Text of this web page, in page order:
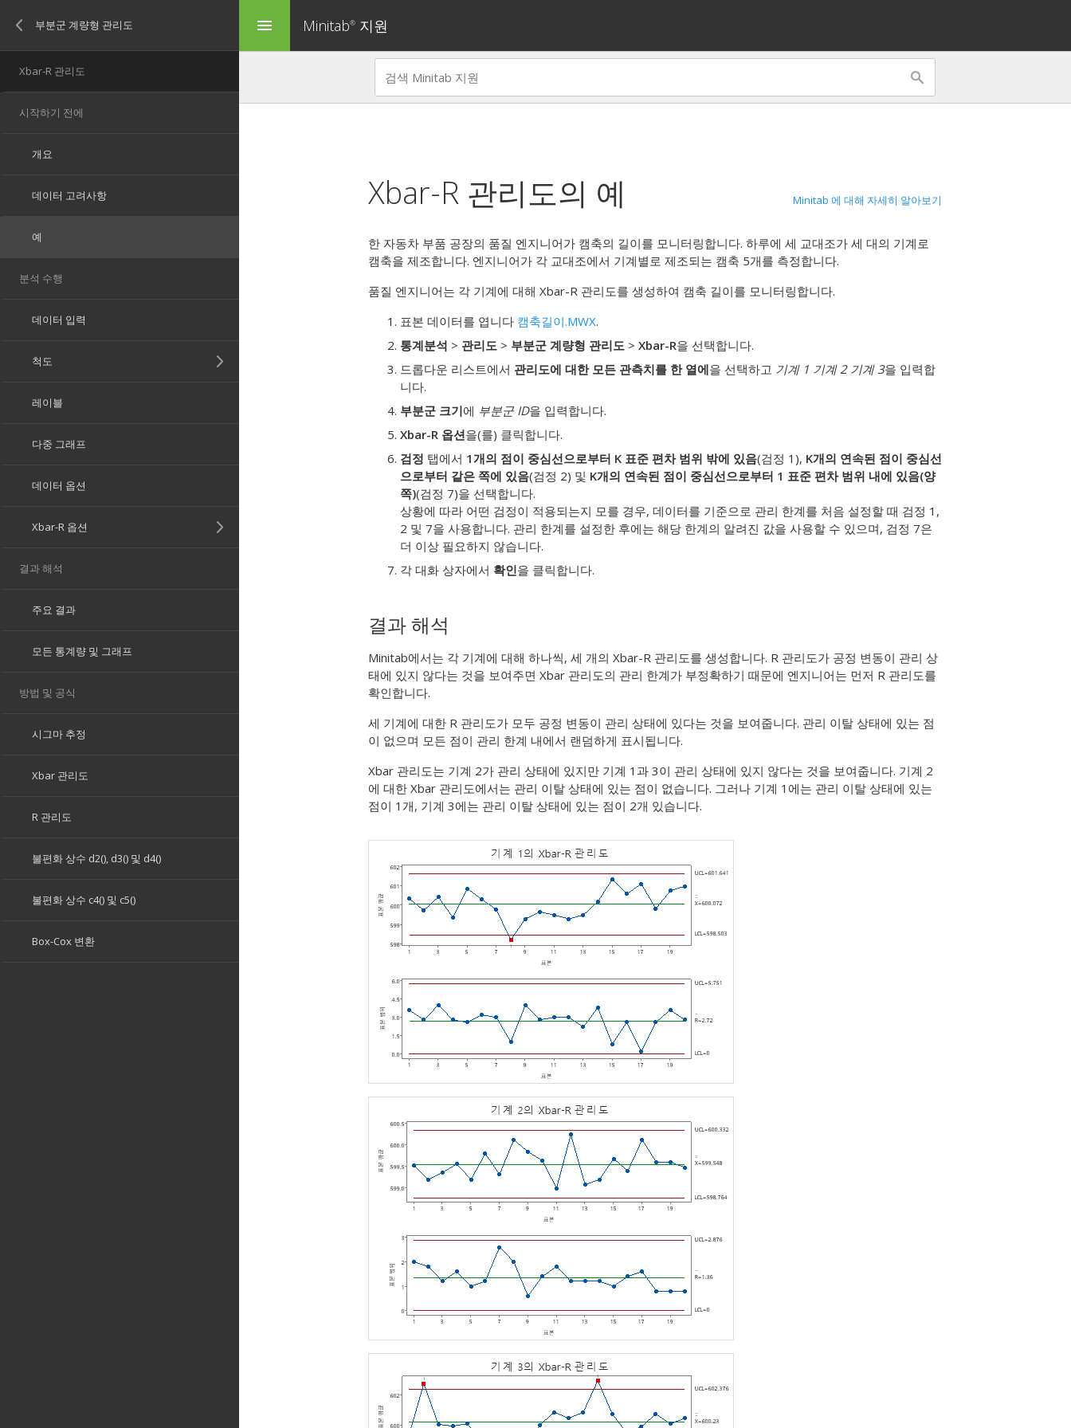
menu Minitab® 지원
Xbar-R 관리도의 예 Minitab 에 대해 자세히 알아보기
한 자동차 부품 공장의 품질 엔지니어가 캠축의 길이를 모니터링합니다. 하루에 세 교대조가 세 대의 기계로
캠축을 제조합니다. 엔지니어가 각 교대조에서 기계별로 제조되는 캠축 5개를 측정합니다.
품질 엔지니어는 각 기계에 대해 Xbar-R 관리도를 생성하여 캠축 길이를 모니터링합니다.
표본 데이터를 엽니다 캠축길이.MWX.
통계분석 > 관리도 > 부분군 계량형 관리도 > Xbar-R을 선택합니다.
드롭다운 리스트에서 관리도에 대한 모든 관측치를 한 열에을 선택하고 기계 1 기계 2 기계 3을 입력합
니다.
부분군 크기에 부분군 ID을 입력합니다.
Xbar-R 옵션을(를) 클릭합니다.
검정 탭에서 1개의 점이 중심선으로부터 K 표준 편차 범위 밖에 있음(검정 1), K개의 연속된 점이 중심선
으로부터 같은 쪽에 있음(검정 2) 및 K개의 연속된 점이 중심선으로부터 1 표준 편차 범위 내에 있음(양
쪽)(검정 7)을 선택합니다.
상황에 따라 어떤 검정이 적용되는지 모를 경우, 데이터를 기준으로 관리 한계를 처음 설정할 때 검정 1,
2 및 7을 사용합니다. 관리 한계를 설정한 후에는 해당 한계의 알려진 값을 사용할 수 있으며, 검정 7은
더 이상 필요하지 않습니다.
각 대화 상자에서 확인을 클릭합니다.
결과 해석
Minitab에서는 각 기계에 대해 하나씩, 세 개의 Xbar-R 관리도를 생성합니다. R 관리도가 공정 변동이 관리 상
태에 있지 않다는 것을 보여주면 Xbar 관리도의 관리 한계가 부정확하기 때문에 엔지니어는 먼저 R 관리도를
확인합니다.
세 기계에 대한 R 관리도가 모두 공정 변동이 관리 상태에 있다는 것을 보여줍니다. 관리 이탈 상태에 있는 점
이 없으며 모든 점이 관리 한계 내에서 랜덤하게 표시됩니다.
Xbar 관리도는 기계 2가 관리 상태에 있지만 기계 1과 3이 관리 상태에 있지 않다는 것을 보여줍니다. 기계 2
에 대한 Xbar 관리도에서는 관리 이탈 상태에 있는 점이 없습니다. 그러나 기계 1에는 관리 이탈 상태에 있는
점이 1개, 기계 3에는 관리 이탈 상태에 있는 점이 2개 있습니다.